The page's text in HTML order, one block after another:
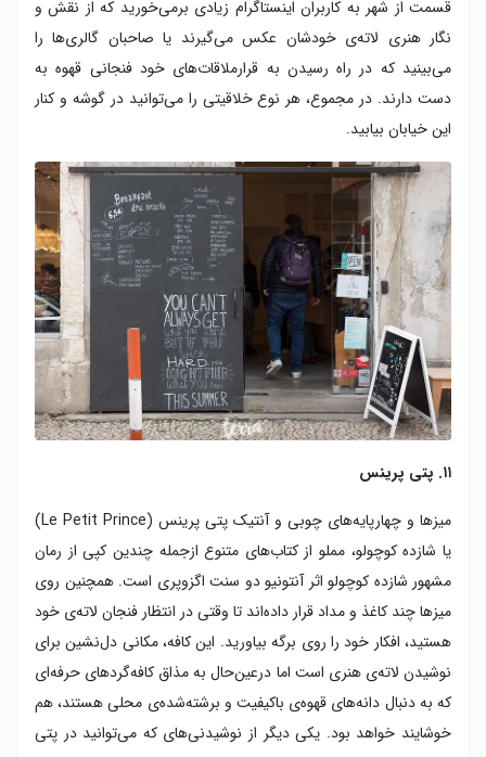
قسمت از شهر به کاربران اینستاگرام زیادی برمی‌خورید که از نقش و
نگار هنری لاته‌ی خودشان عکس می‌گیرند یا صاحبان گالری‌ها را
می‌بینید که در راه رسیدن به ‌قرارملاقات‌های خود فنجانی قهوه به
دست دارند. در مجموع، هر نوع خلاقیتی را می‌توانید در گوشه و کنار
این خیابان‌ بیابید.
۱۱. پتی پرینس
میزها و چهارپایه‌های چوبی و آنتیک پتی پرینس (Le Petit Prince)
یا شازده کوچولو، مملو از کتاب‌های متنوع ازجمله چندین کپی از رمان
مشهور شازده کوچولو اثر آنتونیو دو سنت اگزوپری است. همچنین روی
میزها چند کاغذ و مداد قرار داده‌اند تا وقتی در انتظار فنجان لاته‌ی خود
هستید، افکار خود را روی برگه بیاورید. این کافه، مکانی دل‌نشین برای
نوشیدن لاته‌ی هنری است اما درعین‌حال به مذاق کافه‌گردهای حرفه‌ای
که به دنبال دانه‌های قهوه‌ی باکیفیت و برشته‌شده‌ی محلی هستند، هم
خوشایند خواهد بود. یکی دیگر از نوشیدنی‌های که می‌توانید در پتی